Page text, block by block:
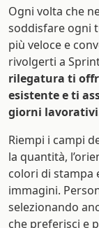
Ogni volta che
soddisfare ogni
più veloce e
rivolgerti a
rilegatura ti
esistente e ti
giorni
Riempi i campi
la quantità,
colori di stampa
immagini.
selezionando
che preferisci e